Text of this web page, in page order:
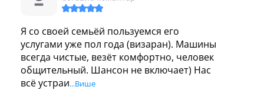
Я со своей семьёй пользуемся его
услугами уже пол года (визаран). Машины
всегда чистые, везёт комфортно, человек
общительный. Шансон не включает) Нас
всё устраи...Више